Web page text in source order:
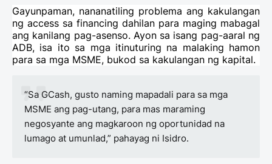
Gayunpaman, nananatiling problema ang kakulangan
ng access sa financing dahilan para maging mabagal
ang kanilang pag-asenso. Ayon sa isang pag-aaral ng
ADB, isa ito sa mga itinuturing na malaking hamon
para sa mga MSME, bukod sa kakulangan ng kapital.
“Sa GCash, gusto naming mapadali para sa mga
MSME ang pag-utang, para mas maraming
negosyante ang magkaroon ng oportunidad na
lumago at umunlad,” pahayag ni Isidro.